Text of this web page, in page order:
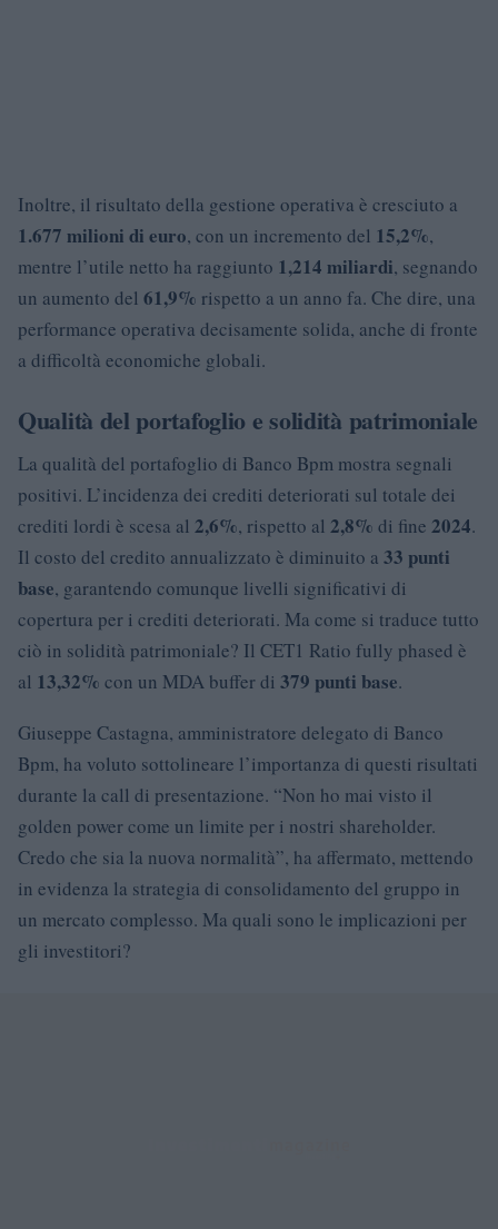
Inoltre, il risultato della gestione operativa è cresciuto a
1.677 milioni di euro, con un incremento del 15,2%,
mentre l’utile netto ha raggiunto 1,214 miliardi, segnando
un aumento del 61,9% rispetto a un anno fa. Che dire, una
performance operativa decisamente solida, anche di fronte
a difficoltà economiche globali.
Qualità del portafoglio e solidità patrimoniale
La qualità del portafoglio di Banco Bpm mostra segnali
positivi. L’incidenza dei crediti deteriorati sul totale dei
crediti lordi è scesa al 2,6%, rispetto al 2,8% di fine 2024.
Il costo del credito annualizzato è diminuito a 33 punti
base, garantendo comunque livelli significativi di
copertura per i crediti deteriorati. Ma come si traduce tutto
ciò in solidità patrimoniale? Il CET1 Ratio fully phased è
al 13,32% con un MDA buffer di 379 punti base.
Giuseppe Castagna, amministratore delegato di Banco
Bpm, ha voluto sottolineare l’importanza di questi risultati
durante la call di presentazione. “Non ho mai visto il
golden power come un limite per i nostri shareholder.
Credo che sia la nuova normalità”, ha affermato, mettendo
in evidenza la strategia di consolidamento del gruppo in
un mercato complesso. Ma quali sono le implicazioni per
gli investitori?